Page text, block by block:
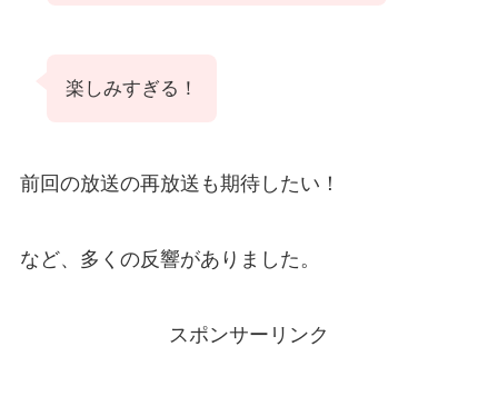
楽しみすぎる！
前回の放送の再放送も期待したい！
など、多くの反響がありました。
スポンサーリンク